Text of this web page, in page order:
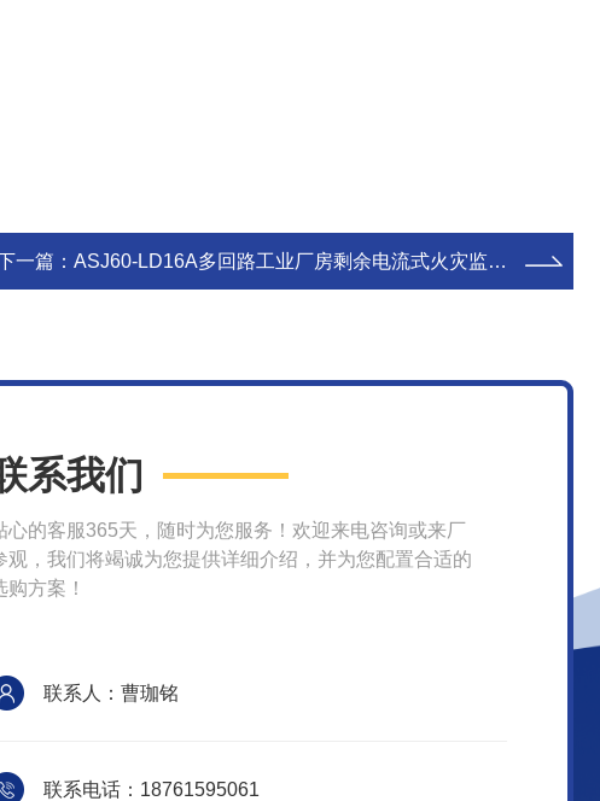
一篇： ASJ60-LD16A多回路工业厂房剩余电流式火灾监控装置
系我们
心的客服365天，随时为您服务！欢迎来电咨询或来厂
观，我们将竭诚为您提供详细介绍，并为您配置合适的
购方案！
联系人：曹珈铭
联系电话：18761595061